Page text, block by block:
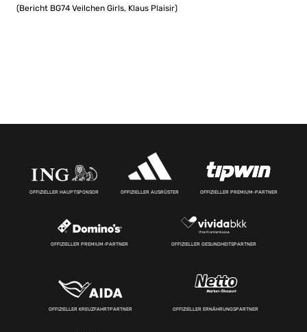
(Bericht BG74 Veilchen Girls, Klaus Plaisir)
OFFIZIELLER HAUPTSPONSOR OFFIZIELLER AUSRÜSTER OFFIZIELLER PREMIUM-PARTNER
OFFIZIELLER PREMIUM-PARTNER OFFIZIELLER GESUNDHEITSPARTNER
OFFIZIELLER KREUZFAHRTPARTNER OFFIZIELLER ERNÄHRUNGSPARTNER